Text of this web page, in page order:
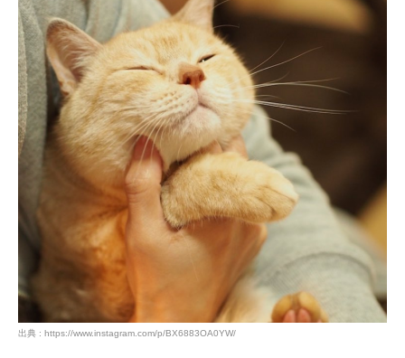
出典 : https://www.instagram.com/p/BX6883OA0YW/